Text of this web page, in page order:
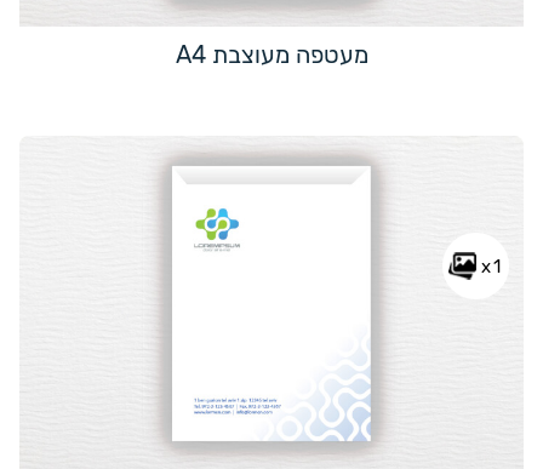
מעטפה מעוצבת A4
x1